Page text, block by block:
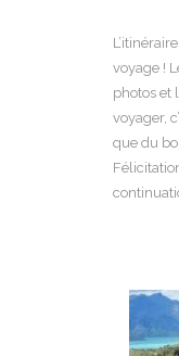
voyage !
photos et
voyager,
que du